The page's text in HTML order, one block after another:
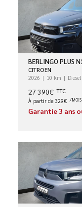
BERLINGO PLUS
CITROEN
2026 10 km Diesel
27 390€ TTC
À partir de 329€ /MOIS
Garantie 3 ans